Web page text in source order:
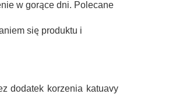
w gorące dni. Polecane
się produktu i
dodatek korzenia katuavy